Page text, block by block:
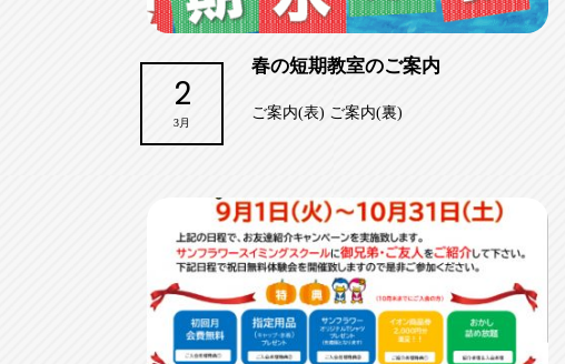
2
3月
春の短期教室のご案内
ご案内(表) ご案内(裏)